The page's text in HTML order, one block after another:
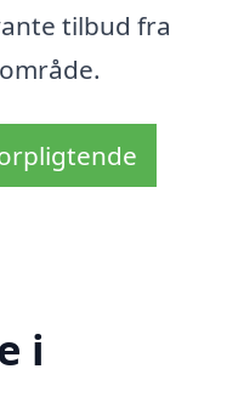
tilbud fra
i